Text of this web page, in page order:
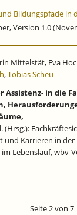
Bildungspfade in
Version 1.0
Mittelstät, Eva
,Tobias Scheu
Assistenz- in die
(Hrsg.):
und Karrieren in der
Lebenslauf, wbv-
Seite 2 von 7